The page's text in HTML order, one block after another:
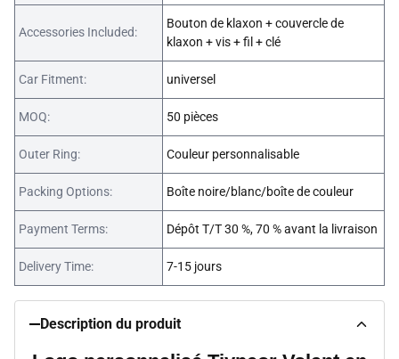
Accessories Included:
Bouton de klaxon + couvercle de
klaxon + vis + fil + clé
Car Fitment: universel
MOQ: 50 pièces
Outer Ring: Couleur personnalisable
Packing Options: Boîte noire/blanc/boîte de couleur
Payment Terms: Dépôt T/T 30 %, 70 % avant la livraison
Delivery Time: 7-15 jours
Description du produit